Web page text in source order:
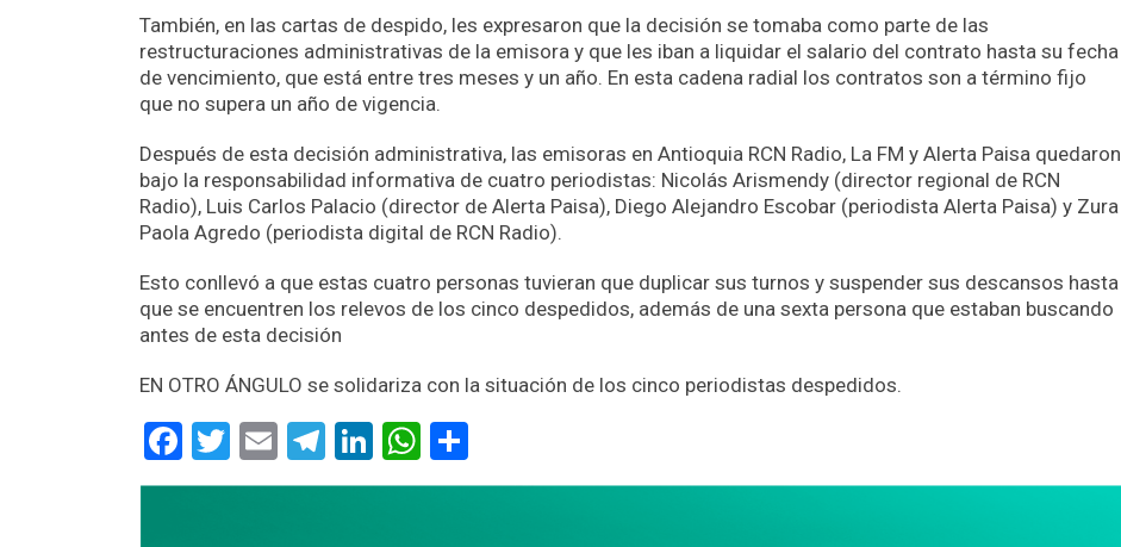
También, en las cartas de despido, les expresaron que la decisión se tomaba como parte de las
restructuraciones administrativas de la emisora y que les iban a liquidar el salario del contrato hasta su fecha
de vencimiento, que está entre tres meses y un año. En esta cadena radial los contratos son a término fijo
que no supera un año de vigencia.
Después de esta decisión administrativa, las emisoras en Antioquia RCN Radio, La FM y Alerta Paisa quedaron
bajo la responsabilidad informativa de cuatro periodistas: Nicolás Arismendy (director regional de RCN
Radio), Luis Carlos Palacio (director de Alerta Paisa), Diego Alejandro Escobar (periodista Alerta Paisa) y Zura
Paola Agredo (periodista digital de RCN Radio).
Esto conllevó a que estas cuatro personas tuvieran que duplicar sus turnos y suspender sus descansos hasta
que se encuentren los relevos de los cinco despedidos, además de una sexta persona que estaban buscando
antes de esta decisión
EN OTRO ÁNGULO se solidariza con la situación de los cinco periodistas despedidos.
Facebook
Twitter
EmailTelegram
LinkedIn
WhatsApp